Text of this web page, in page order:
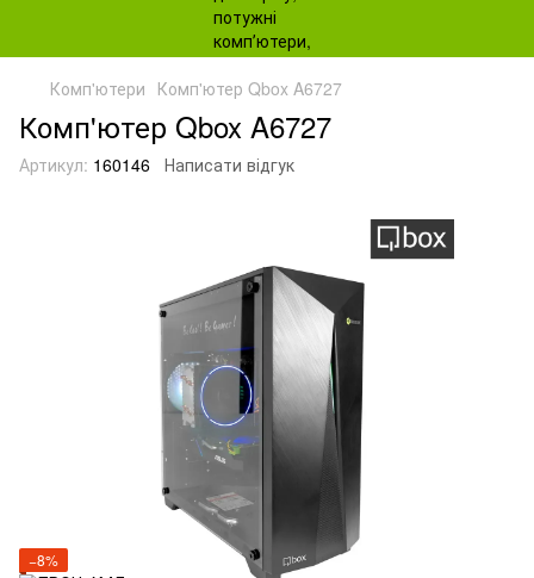
Комп'ютери Комп'ютер Qbox A6727
Комп'ютер Qbox A6727
Артикул: 160146 Написати відгук
−8%